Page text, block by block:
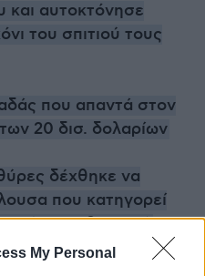
My Personal
και αυτοκτόνησε
του σπιτιού τους
που απαντά στον
20 δισ. δολαρίων
δέχθηκε να
που κατηγορεί
απόπειρα βιασμού